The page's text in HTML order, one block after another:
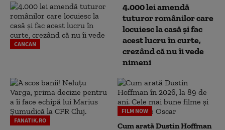
CANCAN
4.000 lei amendă
tuturor românilor care
locuiesc la casă și fac
acest lucru în curte,
crezând că nu îi vede
nimeni
FANATIK.RO
FILM NOW
Cum arată Dustin Hoffman